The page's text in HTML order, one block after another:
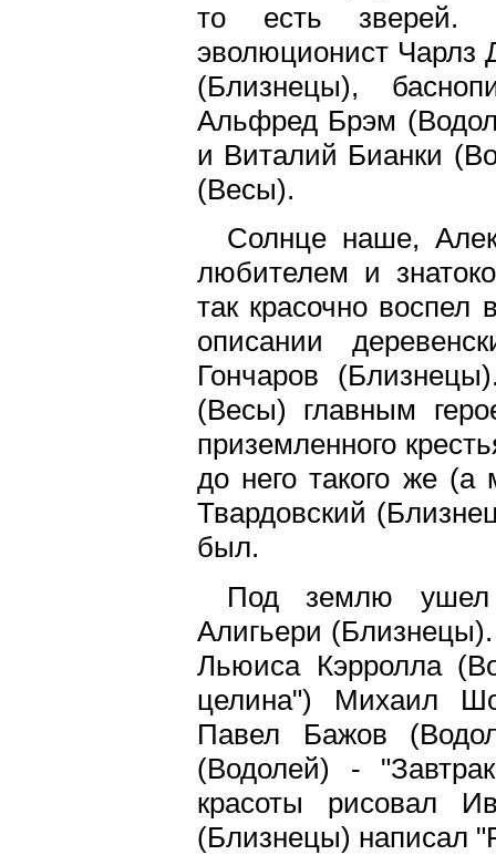
то есть зверей.
эволюционист Чарлз
(Близнецы),
Альфред Брэм
и Виталий Бианки
(Весы).
Солнце наше,
любителем и
так красочно
описании
Гончаров
(Весы) главным
приземленного
до него такого же
Твардовский
был.
Под землю ушел
Алигьери
Льюиса Кэрролла
целина") Михаил
Павел Бажов
(Водолей) -
красоты рисовал
(Близнецы) написал